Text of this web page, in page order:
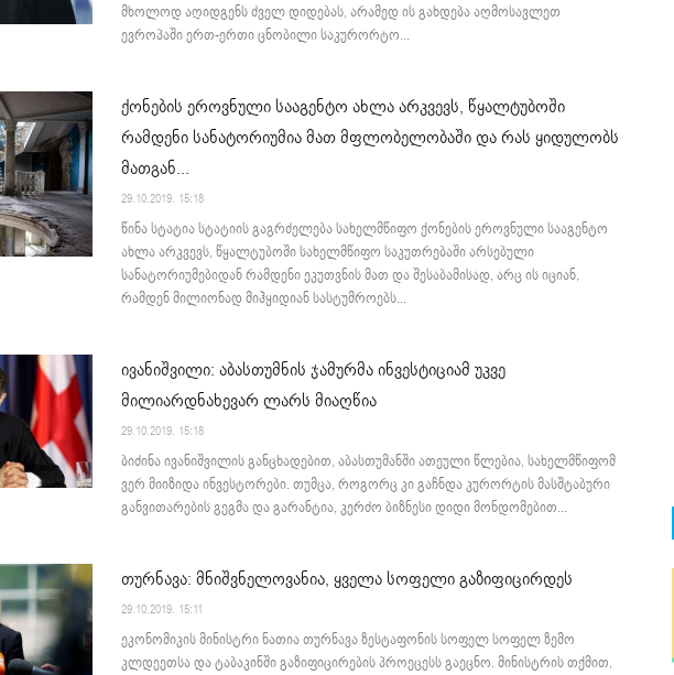
მხოლოდ აღიდგენს ძველ დიდებას, არამედ ის გახდება აღმოსავლეთ
ევროპაში ერთ-ერთი ცნობილი საკურორტო...
ქონების ეროვნული სააგენტო ახლა არკვევს, წყალტუბოში
რამდენი სანატორიუმია მათ მფლობელობაში და რას ყიდულობს
მათგან...
29.10.2019. 15:18
წინა სტატია სტატიის გაგრძელება სახელმწიფო ქონების ეროვნული სააგენტო
ახლა არკვევს, წყალტუბოში სახელმწიფო საკუთრებაში არსებული
სანატორიუმებიდან რამდენი ეკუთვნის მათ და შესაბამისად, არც ის იციან,
რამდენ მილიონად მიჰყიდიან სასტუმროებს...
ივანიშვილი: აბასთუმნის ჯამურმა ინვესტიციამ უკვე
მილიარდნახევარ ლარს მიაღწია
29.10.2019. 15:18
ბიძინა ივანიშვილის განცხადებით, აბასთუმანში ათეული წლებია, სახელმწიფომ
ვერ მიიზიდა ინვესტორები. თუმცა, როგორც კი გაჩნდა კურორტის მასშტაბური
განვითარების გეგმა და გარანტია, კერძო ბიზნესი დიდი მონდომებით...
თურნავა: მნიშვნელოვანია, ყველა სოფელი გაზიფიცირდეს
29.10.2019. 15:11
ეკონომიკის მინისტრი ნათია თურნავა ზესტაფონის სოფელ სოფელ ზემო
კლდეეთსა და ტაბაკინში გაზიფიცირების პროეცესს გაეცნო. მინისტრის თქმით,